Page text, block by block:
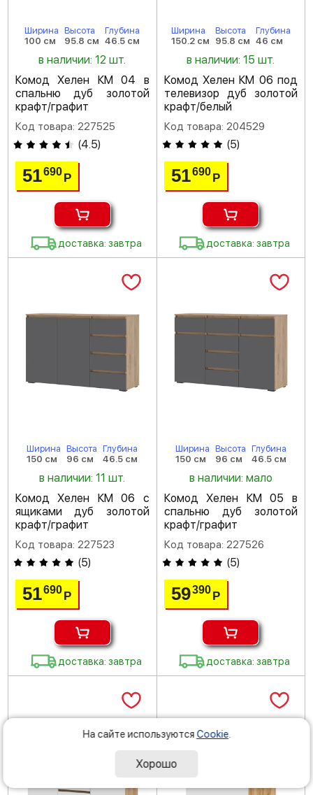
Ширина
100 см
Высота
95.8 см
Глубина
46.5 см
в наличии: 12 шт.
Комод Хелен КМ 04 в
спальню дуб золотой
крафт/графит
Код товара: 227525
(4.5)
51690Р
доставка: завтра
Ширина
150.2 см
Высота
95.8 см
Глубина
46 см
в наличии: 15 шт.
Комод Хелен КМ 06 под
телевизор дуб золотой
крафт/белый
Код товара: 204529
(5)
51690 Р
доставка: завтра
Ширина
150 см
Высота
96 см
Глубина
46.5 см
в наличии: 11 шт.
Комод Хелен КМ 06 с
ящиками дуб золотой
крафт/графит
Код товара: 227523
(5)
51690Р
доставка: завтра
Ширина
150 см
Высота
96 см
Глубина
46.5 см
в наличии: мало
Комод Хелен КМ 05 в
спальню дуб золотой
крафт/графит
Код товара: 227526
(5)
59390 Р
доставка: завтра
На сайте используются Cookie
Хорошо